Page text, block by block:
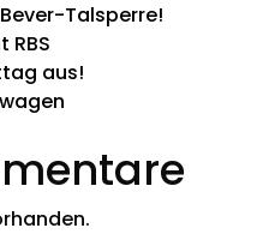
Talsperre!
RBS
aus!